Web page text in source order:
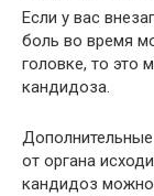
Если у вас
боль во время
головке, то это
кандидоза.
от органа
кандидоз можно